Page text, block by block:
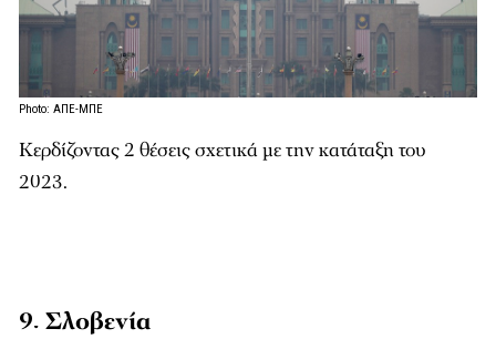
Photo: ΑΠΕ-ΜΠΕ
Κερδίζοντας 2 θέσεις σχετικά με την κατάταξη του
2023.
9. Σλοβενία